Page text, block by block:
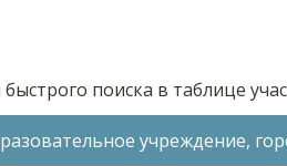
быстрого поиска в таблице
учреждение,